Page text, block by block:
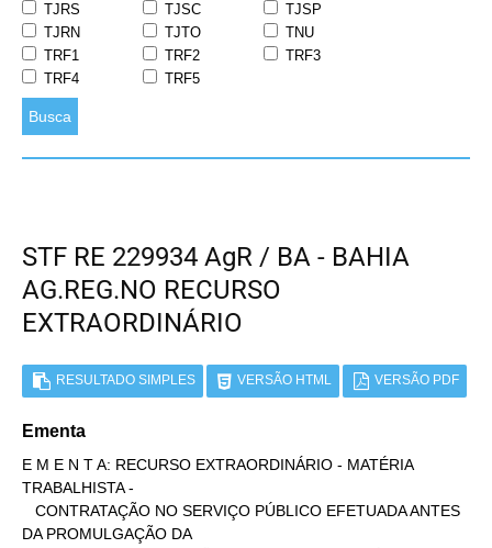
TJRS
TJSC
TJSP
TJRN
TJTO
TNU
TRF1
TRF2
TRF3
TRF4
TRF5
Busca
STF RE 229934 AgR / BA - BAHIA
AG.REG.NO RECURSO
EXTRAORDINÁRIO
RESULTADO SIMPLES VERSÃO HTML VERSÃO PDF
Ementa
E M E N T A: RECURSO EXTRAORDINÁRIO - MATÉRIA
TRABALHISTA -
DA PROMULGAÇÃO DA